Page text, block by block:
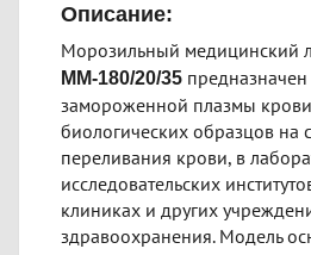
Описание:
Морозильный медицинский
ММ-180/20/35
замороженной плазмы
биологических образцов на
переливания крови, в
исследовательских
клиниках и других
здравоохранения. Модель